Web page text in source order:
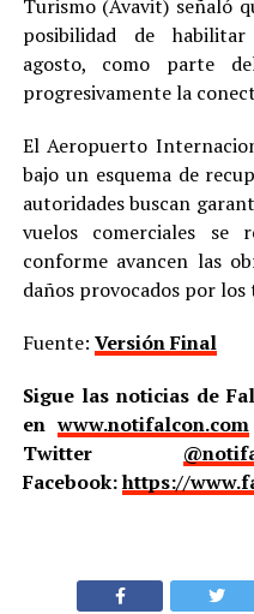
Turismo (Avavit) señaló
posibilidad de
agosto, como parte
progresivamente la
El Aeropuerto
bajo un esquema de
autoridades buscan
vuelos comerciales se
conforme avancen las
daños provocados por
Fuente: Versión Final
Sigue las noticias de
enwww.notifalcon.com
Twitter
Facebook:https://